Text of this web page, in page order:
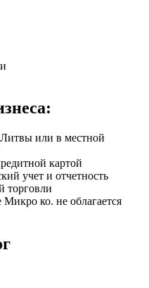
или в местной
картой
учет и отчетность
торговли
Микро ко. не облагается